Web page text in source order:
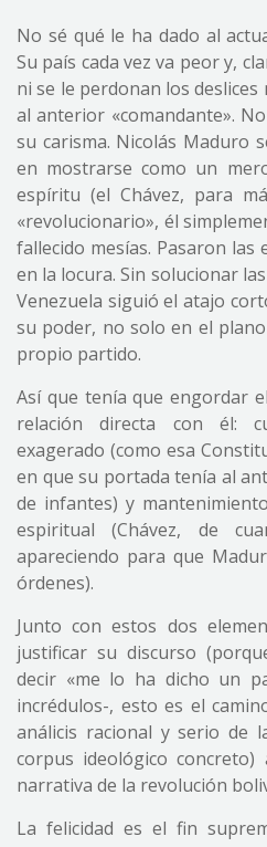
No sé qué le ha dado al
Su país cada vez va peor y,
ni se le perdonan los
al anterior «comandante».
su carisma. Nicolás Maduro
en mostrarse como un
espíritu (el Chávez, para
«revolucionario», él
fallecido mesías. Pasaron las
en la locura. Sin solucionar
Venezuela siguió el atajo
su poder, no solo en el
propio partido.
Así que tenía que engordar
relación directa con él:
exagerado (como esa
en que su portada tenía al
de infantes) y
espiritual (Chávez, de
apareciendo para que
órdenes).
Junto con estos dos
justificar su discurso
decir «me lo ha dicho un
incrédulos-, esto es el
análicis racional y serio de
corpus ideológico
narrativa de la revolución
La felicidad es el fin